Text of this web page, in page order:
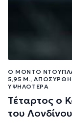
Ο ΜΌΝΤΟ
5,95 Μ.,
ΥΨΗΛΌΤΕΡΑ
Τέταρτος ο
του